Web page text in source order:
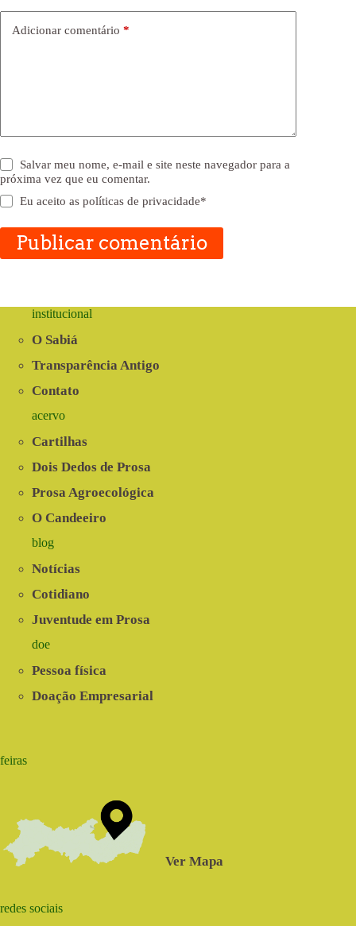
Adicionar comentário *
Salvar meu nome, e-mail e site neste navegador para a
próxima vez que eu comentar.
Eu aceito aspolíticas de privacidade*
Publicar comentário
institucional
O Sabiá
Transparência Antigo
Contato
acervo
Cartilhas
Dois Dedos de Prosa
Prosa Agroecológica
O Candeeiro
blog
Notícias
Cotidiano
Juventude em Prosa
doe
Pessoa física
Doação Empresarial
feiras
Ver Mapa
redes sociais